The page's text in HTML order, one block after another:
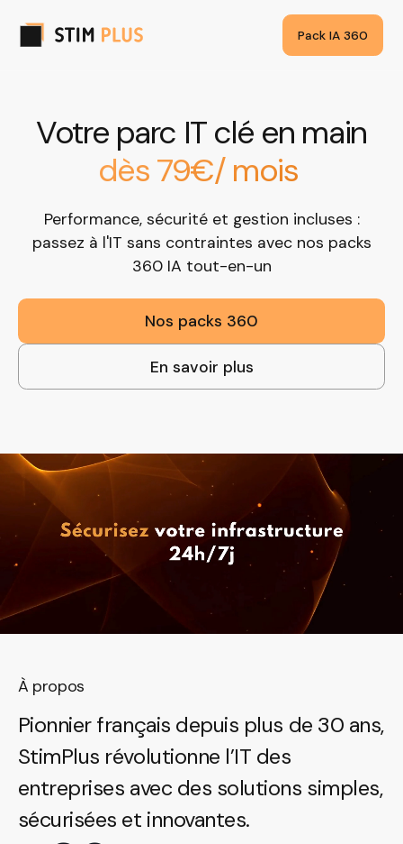
Pack IA 360
Votre parc IT clé en main
dès 79€/ mois
Performance, sécurité et gestion incluses :
passez à l'IT sans contraintes avec nos packs
360 IA tout-en-un
Nos packs 360
En savoir plus
À propos
Pionnier français depuis plus de 30 ans,
StimPlus révolutionne l’IT des
entreprises avec des solutions simples,
sécurisées et innovantes.